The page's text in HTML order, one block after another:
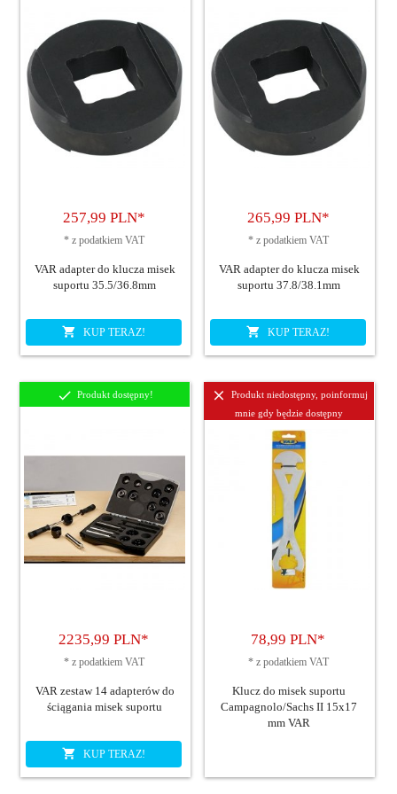
257,99 PLN*
* z podatkiem VAT
VAR adapter do klucza misek
suportu 35.5/36.8mm
KUP TERAZ!
265,99 PLN*
* z podatkiem VAT
VAR adapter do klucza misek
suportu 37.8/38.1mm
KUP TERAZ!
Produkt dostępny!
2235,99 PLN*
* z podatkiem VAT
VAR zestaw 14 adapterów do
ściągania misek suportu
KUP TERAZ!
Produkt niedostępny, poinformuj
mnie gdy będzie dostępny
78,99 PLN*
* z podatkiem VAT
Klucz do misek suportu
Campagnolo/Sachs II 15x17
mm VAR